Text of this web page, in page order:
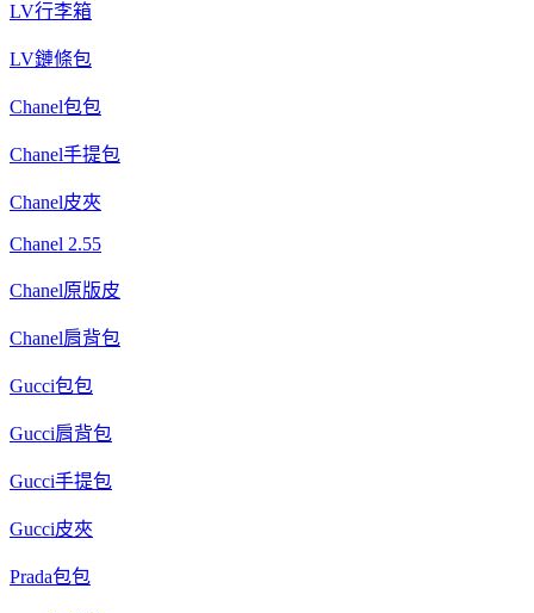
LV行李箱
LV鏈條包
Chanel包包
Chanel手提包
Chanel皮夾
Chanel 2.55
Chanel原版皮
Chanel肩背包
Gucci包包
Gucci肩背包
Gucci手提包
Gucci皮夾
Prada包包